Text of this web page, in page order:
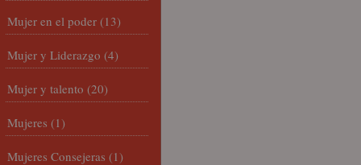
Mujer en el poder (13)
Mujer y Liderazgo (4)
Mujer y talento (20)
Mujeres (1)
Mujeres Consejeras (1)